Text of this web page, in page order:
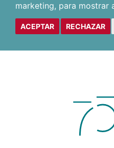
marketing, para mostrar
ACEPTAR RECHAZAR